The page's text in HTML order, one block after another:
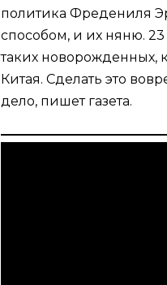
политика Фредениля
способом, и их няню.
таких новорожденных,
Китая. Сделать это
дело, пишет газета.